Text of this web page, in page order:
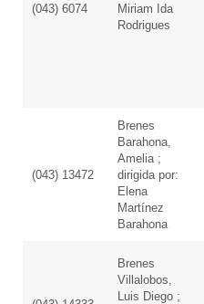
(043) 6074
Miriam Ida
Rodrigues
(043) 13472
Brenes
Barahona,
Amelia ;
dirigida por:
Elena
Martínez
Barahona
Brenes
Villalobos,
Luis Diego ;